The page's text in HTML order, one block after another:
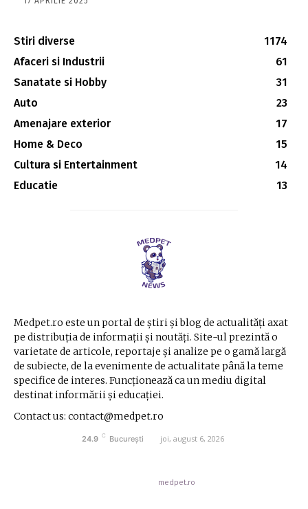
Stiri diverse
1174
Afaceri si Industrii
61
Sanatate si Hobby
31
Auto
23
Amenajare exterior
17
Home & Deco
15
Cultura si Entertainment
14
Educatie
13
Medpet.ro este un portal de știri și blog de actualități axat
pe distribuția de informații și noutăți. Site-ul prezintă o
varietate de articole, reportaje și analize pe o gamă largă
de subiecte, de la evenimente de actualitate până la teme
specifice de interes. Funcționează ca un mediu digital
destinat informării și educației.
Contact us: contact@medpet.ro
24.9 C București joi, august 6, 2026
medpet.ro